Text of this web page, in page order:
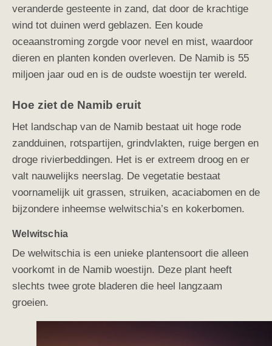
veranderde gesteente in zand, dat door de krachtige
wind tot duinen werd geblazen. Een koude
oceaanstroming zorgde voor nevel en mist, waardoor
dieren en planten konden overleven. De Namib is 55
miljoen jaar oud en is de oudste woestijn ter wereld.
Hoe ziet de Namib eruit
Het landschap van de Namib bestaat uit hoge rode
zandduinen, rotspartijen, grindvlakten, ruige bergen en
droge rivierbeddingen. Het is er extreem droog en er
valt nauwelijks neerslag. De vegetatie bestaat
voornamelijk uit grassen, struiken, acaciabomen en de
bijzondere inheemse welwitschia’s en kokerbomen.
Welwitschia
De welwitschia is een unieke plantensoort die alleen
voorkomt in de Namib woestijn. Deze plant heeft
slechts twee grote bladeren die heel langzaam
groeien.